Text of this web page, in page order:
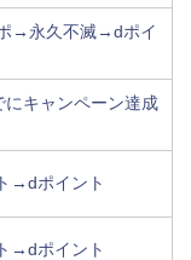
→永久不滅→dポイ
にキャンペーン達成
→dポイント
→dポイント